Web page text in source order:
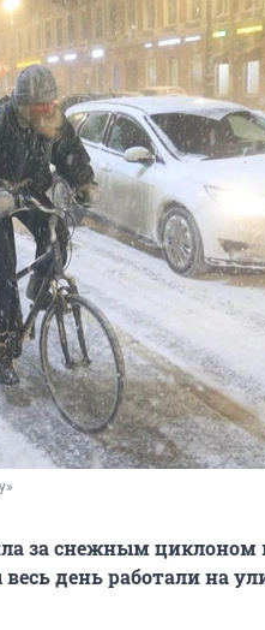
за снежным циклоном
день работали на